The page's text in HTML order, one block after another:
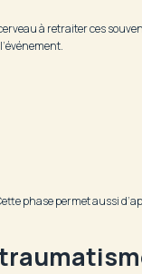
à retraiter ces
phase permet aussi